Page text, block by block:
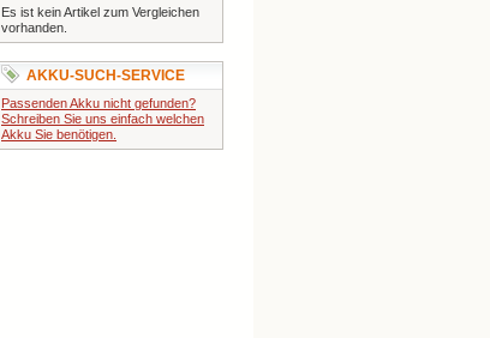
Es ist kein Artikel zum Vergleichen
vorhanden.
AKKU-SUCH-SERVICE
Passenden Akku nicht gefunden?
Schreiben Sie uns einfach welchen
Akku Sie benötigen.